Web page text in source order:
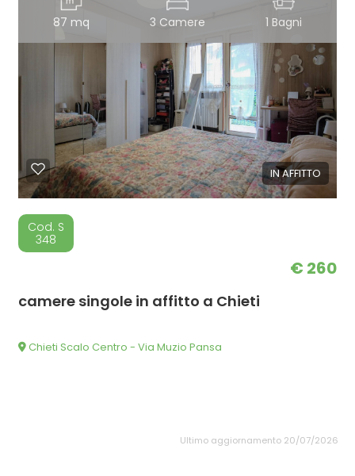
87 mq 3 Camere 1 Bagni
IN AFFITTO
Cod. S
348
€ 260
camere singole in affitto a Chieti
Chieti Scalo Centro - Via Muzio Pansa
Ultimo aggiornamento 20/07/2026